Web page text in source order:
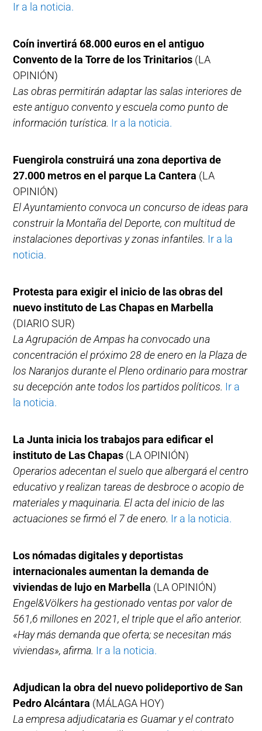
Ir a la noticia.
Coín invertirá 68.000 euros en el antiguo
Convento de la Torre de los Trinitarios (LA
OPINIÓN)
Las obras permitirán adaptar las salas interiores de
este antiguo convento y escuela como punto de
información turística. Ir a la noticia.
Fuengirola construirá una zona deportiva de
27.000 metros en el parque La Cantera (LA
OPINIÓN)
El Ayuntamiento convoca un concurso de ideas para
construir la Montaña del Deporte, con multitud de
instalaciones deportivas y zonas infantiles. Ir a la
noticia.
Protesta para exigir el inicio de las obras del
nuevo instituto de Las Chapas en Marbella
(DIARIO SUR)
La Agrupación de Ampas ha convocado una
concentración el próximo 28 de enero en la Plaza de
los Naranjos durante el Pleno ordinario para mostrar
su decepción ante todos los partidos políticos. Ir a
la noticia.
La Junta inicia los trabajos para edificar el
instituto de Las Chapas (LA OPINIÓN)
Operarios adecentan el suelo que albergará el centro
educativo y realizan tareas de desbroce o acopio de
materiales y maquinaria. El acta del inicio de las
actuaciones se firmó el 7 de enero. Ir a la noticia.
Los nómadas digitales y deportistas
internacionales aumentan la demanda de
viviendas de lujo en Marbella (LA OPINIÓN)
Engel&Völkers ha gestionado ventas por valor de
561,6 millones en 2021, el triple que el año anterior.
«Hay más demanda que oferta; se necesitan más
viviendas», afirma. Ir a la noticia.
Adjudican la obra del nuevo polideportivo de San
Pedro Alcántara (MÁLAGA HOY)
La empresa adjudicataria es Guamar y el contrato